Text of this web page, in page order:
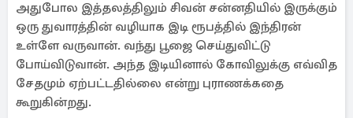
அதுபோல இத்தலத்திலும் சிவன் சன்னதியில் இருக்கும்
ஒரு துவாரத்தின் வழியாக இடி ரூபத்தில் இந்திரன்
உள்ளே வருவான். வந்து பூஜை செய்துவிட்டு
போய்விடுவான். அந்த இடியினால் கோவிலுக்கு எவ்வித
சேதமும் ஏற்பட்டதில்லை என்று புராணக்கதை
கூறுகின்றது.